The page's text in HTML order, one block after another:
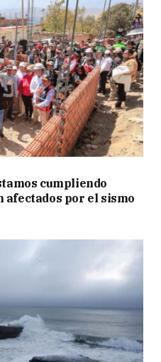
cumpliendo
afectados por el sismo